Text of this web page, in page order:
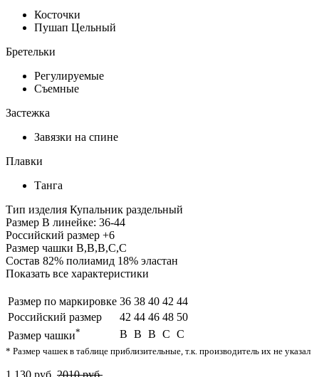
Косточки
Пушап Цельный
Бретельки
Регулируемые
Съемные
Застежка
Завязки на спине
Плавки
Танга
Тип изделия Купальник раздельный
Размер В линейке: 36-44
Российский размер +6
Размер чашки B,B,B,C,C
Состав 82% полиамид 18% эластан
Показать все характеристики
Размер по маркировке 36 38 40 42 44
Российский размер
42 44 46 48 50
Размер чашки* B B B C C
* Размер чашек в таблице приблизительные, т.к. производитель их не указал
1 130 руб. 2010 руб.